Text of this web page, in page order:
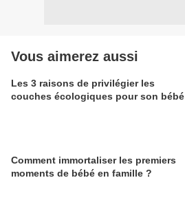
Vous aimerez aussi
Les 3 raisons de privilégier les
couches écologiques pour son bébé
Comment immortaliser les premiers
moments de bébé en famille ?